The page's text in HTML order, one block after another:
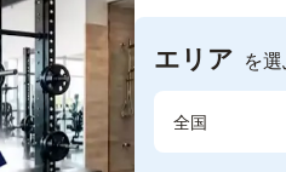
エリア を
全国